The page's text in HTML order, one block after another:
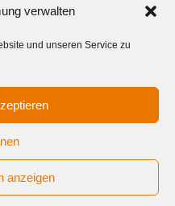
verwalten
und unseren Service zu
anzeigen
Impressum
Cookie